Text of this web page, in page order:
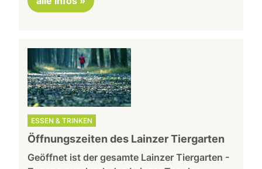
ESSEN & TRINKEN
Öffnungszeiten des Lainzer Tiergarten
Geöffnet ist der gesamte Lainzer Tiergarten -